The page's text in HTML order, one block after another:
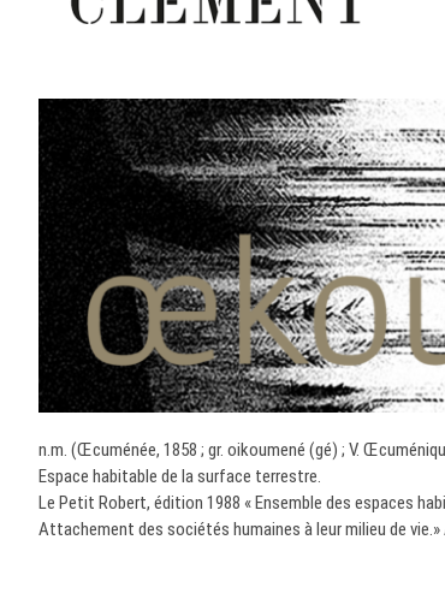
n.m. (Œcuménée, 1858 ; gr. oikoumené (gé) ; V.
Espace habitable de la surface terrestre.
Le Petit Robert, édition 1988 « Ensemble des espaces
Attachement des sociétés humaines à leur milieu de vie.»